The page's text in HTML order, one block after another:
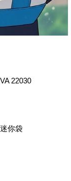
22030
你袋